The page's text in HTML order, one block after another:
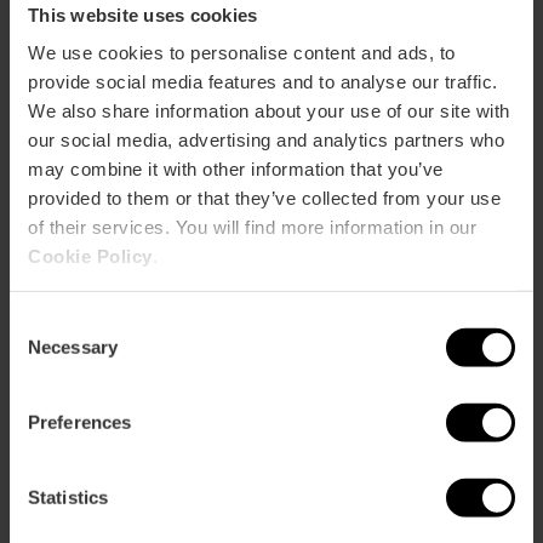
This website uses cookies
We use cookies to personalise content and ads, to
provide social media features and to analyse our traffic.
We also share information about your use of our site with
our social media, advertising and analytics partners who
may combine it with other information that you’ve
provided to them or that they’ve collected from your use
of their services. You will find more information in our
Cookie Policy
Selection
Necessary
Preferences
Statistics
Comment s'y rendre
Metro
L6,L8
Bus
La Marina de València, Calle Muelle de la Aduana,